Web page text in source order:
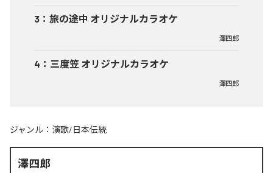
3 ： 旅の途中 オリジナルカラオケ
澤四郎
4 ： 三度笠 オリジナルカラオケ
澤四郎
ジャンル： 演歌/日本伝統
澤四郎